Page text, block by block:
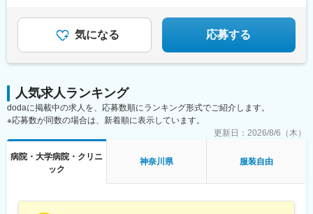
煙対策】屋内原則禁煙
前駅、西梅田駅、心斎橋駅、京都駅、烏丸駅、三ノ宮駅、姫路
駅、近鉄奈良駅、和歌山駅、草津駅(滋賀県)、徳山駅、立町駅、福
院下駅、東池袋駅、日比谷駅、銀座駅、岩本町駅、立川駅、京王
八王子駅、高輪台駅、奥沢駅、神奈川駅、平沼橋駅、京急川崎
駅、石上駅、新越谷駅、宇都宮駅東口駅、新千葉駅、栄町駅(千葉
県)、船橋駅、札幌駅、仙台駅(地下鉄)、曽根田駅、栄駅(愛知県)、
浜松駅、三島田町駅、市役所前駅(長野県)、金沢駅、あすなろう四
日市駅、電鉄富山駅・エスタ前駅、福井駅(福井県)、大阪梅田駅
(阪神線)、なんば駅(地下鉄)、高槻駅、梅田駅(地下鉄)、宮之阪
スよく実現できます！
気になる 応募する
人気求人ランキング
dodaに掲載中の求人を、応募数順にランキング形式でご紹介します。
※応募数が同数の場合は、新着順に表示しています。
更新日： 2026/8/6（木）
病院・大学病院・クリニ
ック
神奈川県 服装自由